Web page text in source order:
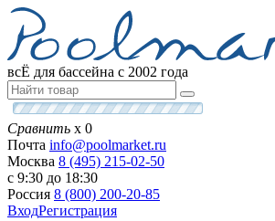
всЁ для бассейна с 2002 года
Сравнить х 0
Почта info@poolmarket.ru
Москва 8 (495) 215-02-50
с 9:30 до 18:30
Россия 8 (800) 200-20-85
ВходРегистрация